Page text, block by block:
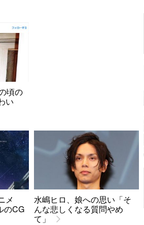
頃の
い
メ
のCG
水嶋ヒロ、娘への思い「そ
んな悲しくなる質問やめ
て」